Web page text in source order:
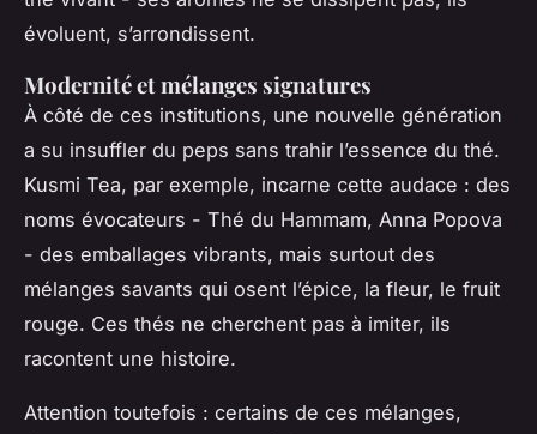
évoluent, s’arrondissent.
Modernité et mélanges signatures
À côté de ces institutions, une nouvelle génération
a su insuffler du peps sans trahir l’essence du thé.
Kusmi Tea, par exemple, incarne cette audace : des
noms évocateurs - Thé du Hammam, Anna Popova
- des emballages vibrants, mais surtout des
mélanges savants qui osent l’épice, la fleur, le fruit
rouge. Ces thés ne cherchent pas à imiter, ils
racontent une histoire.
Attention toutefois : certains de ces mélanges,